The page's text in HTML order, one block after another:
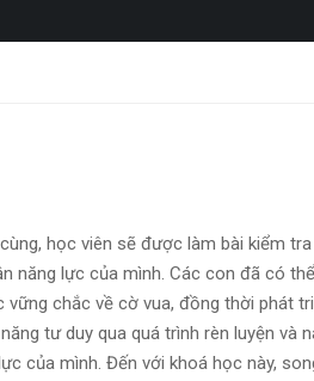
học viên sẽ được làm bài kiểm
năng lực của mình. Các con đã có
vững chắc về cờ vua, đồng thời phát
tư duy qua quá trình rèn luyện và
của mình. Đến với khoá học này,